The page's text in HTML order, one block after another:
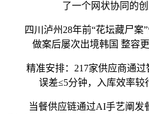
了一个网状协同的创
四川泸州28年前“花坛藏尸案”
做案后屡次出境韩国 整容
精准安排：217家供应商通过
误差≤5分钟，入库效率较
当餐供应链通过AI手艺阐发餐